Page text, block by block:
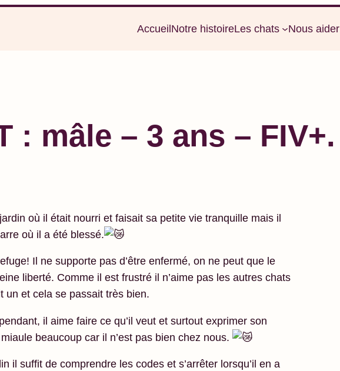
AccueilNotre histoireLes chats Nous aider
: mâle – 3 ans – FIV+.
où il était nourri et faisait sa petite vie tranquille mais il
où il a été blessé.
Il ne supporte pas d’être enfermé, on ne peut que le
liberté. Comme il est frustré il n’aime pas les autres chats
un et cela se passait très bien.
il aime faire ce qu’il veut et surtout exprimer son
beaucoup car il n’est pas bien chez nous.
il suffit de comprendre les codes et s’arrêter lorsqu’il en a